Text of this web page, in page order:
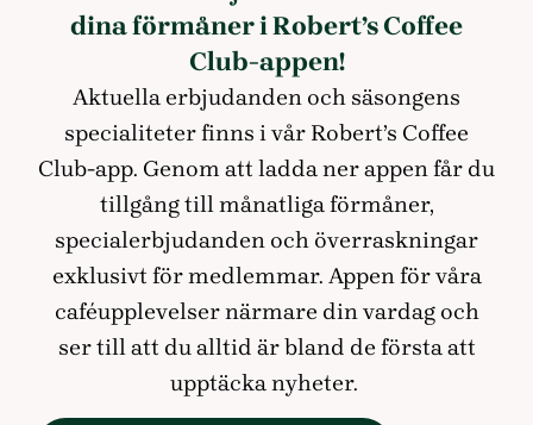
dina förmåner i Robert’s Coffee
Club-appen!
Aktuella erbjudanden och säsongens
specialiteter finns i vår Robert’s Coffee
Club-app. Genom att ladda ner appen får du
tillgång till månatliga förmåner,
specialerbjudanden och överraskningar
exklusivt för medlemmar. Appen för våra
caféupplevelser närmare din vardag och
ser till att du alltid är bland de första att
upptäcka nyheter.